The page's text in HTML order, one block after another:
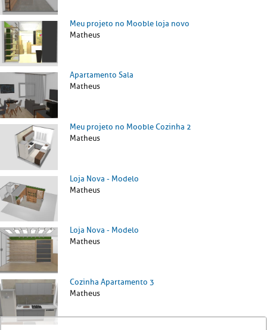
Meu projeto no Mooble loja novo
Matheus
Apartamento Sala
Matheus
Meu projeto no Mooble Cozinha 2
Matheus
Loja Nova - Modelo
Matheus
Loja Nova - Modelo
Matheus
Cozinha Apartamento 3
Matheus